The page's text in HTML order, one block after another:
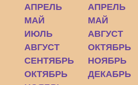
АПРЕЛЬ
МАЙ
ИЮЛЬ
АВГУСТ
СЕНТЯБРЬ
ОКТЯБРЬ
АПРЕЛЬ
МАЙ
АВГУСТ
ОКТЯБРЬ
НОЯБРЬ
ДЕКАБРЬ